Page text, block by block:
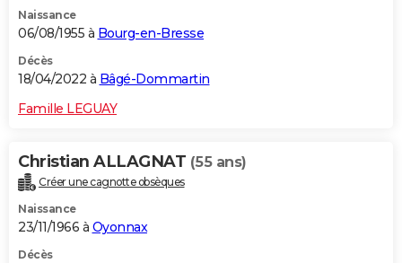
Naissance
06/08/1955 à Bourg-en-Bresse
Décès
18/04/2022 à Bâgé-Dommartin
Famille LEGUAY
Christian ALLAGNAT (55 ans)
Créer une cagnotte obsèques
Naissance
23/11/1966 à Oyonnax
Décès